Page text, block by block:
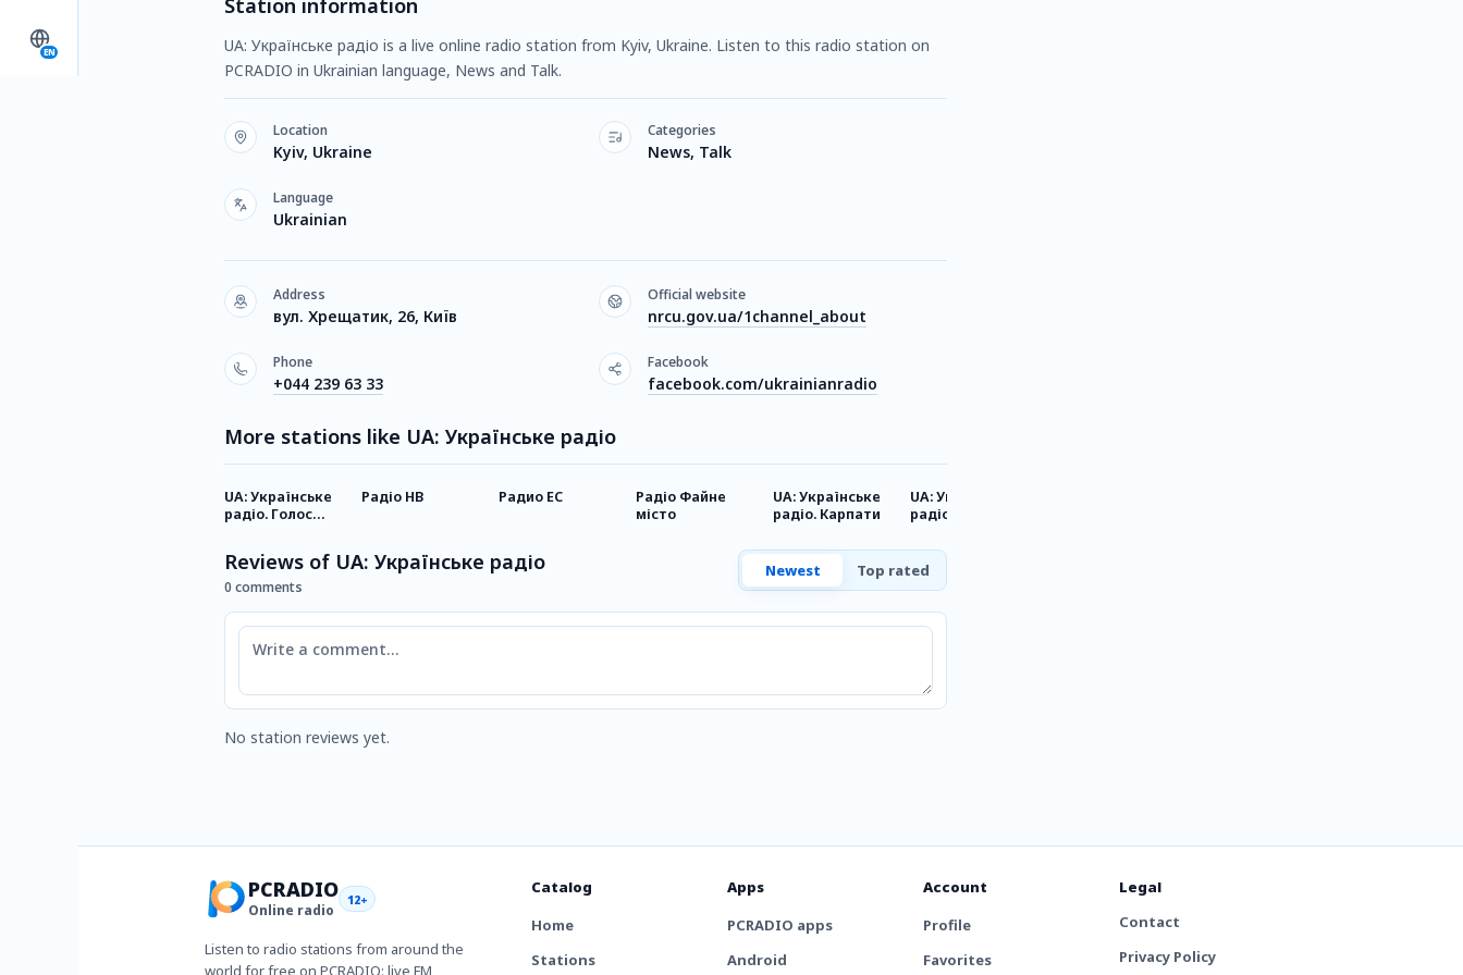
EN
Station information
UA: Українське радіо is a live online radio station from Kyiv, Ukraine. Listen to this radio station on
PCRADIO in Ukrainian language, News and Talk.
Location
Kyiv, Ukraine
Categories
News, Talk
Language
Ukrainian
Address
вул. Хрещатик, 26, Київ
Official website
nrcu.gov.ua/1channel_about
Phone
+044 239 63 33
Facebook
facebook.com/ukrainianradio
More stations like UA: Українське радіо
UA: Українське
радіо. Голос
Радіо НВ Радио ЕС
Радіо Файне
місто
UA: Українське
радіо. Карпати
UA: Українське
радіо. Голос
Reviews of UA: Українське радіо
0 comments
Newest Top rated
Comment
No station reviews yet.
PCRADIO
Online radio
12+
Listen to radio stations from around the
world for free on PCRADIO: live FM,
Catalog
Home
Stations
Apps
PCRADIO apps
Android
Account
Profile
Favorites
Legal
Contact
Privacy Policy